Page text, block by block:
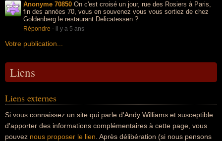
Anonyme 70850 On c'est croisé un jour, rue des Rosiers à Paris,
fin des années 70, vous en souvenez vous vous sortiez de chez
Goldenberg le restaurant Delicatessen ?
Répondre - il y a 5 ans
Votre publication...
Liens
Liens externes
Si vous connaissez un site qui parle d'Andy Williams et susceptible
d'apporter des informations complémentaires à cette page, vous
pouvez nous proposer le lien . Après délibération (si nous pensons